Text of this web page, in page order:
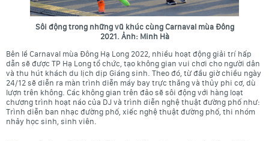
Sôi động trong những vũ khúc cùng Carnaval mùa Đông
2021. Ảnh: Minh Hà
Bên lề Carnaval mùa Đông Hạ Long 2022, nhiều hoạt động giải trí hấp
dẫn sẽ được TP Hạ Long tổ chức, tạo không gian vui chơi cho người dân
và thu hút khách du lịch dịp Giáng sinh. Theo đó, từ đầu giờ chiều ngày
24/12 sẽ diễn ra màn trình diễn máy bay trực thăng và thủy phi cơ, dù
lượn trên không. Các không gian trên đảo sẽ sôi động với hàng loạt
chương trình hoạt náo của DJ và trình diễn nghệ thuật đường phố như:
Trình diễn ban nhạc đường phố, xiếc nghệ thuật đường phố, thi nhóm
nhảy học sinh, sinh viên.